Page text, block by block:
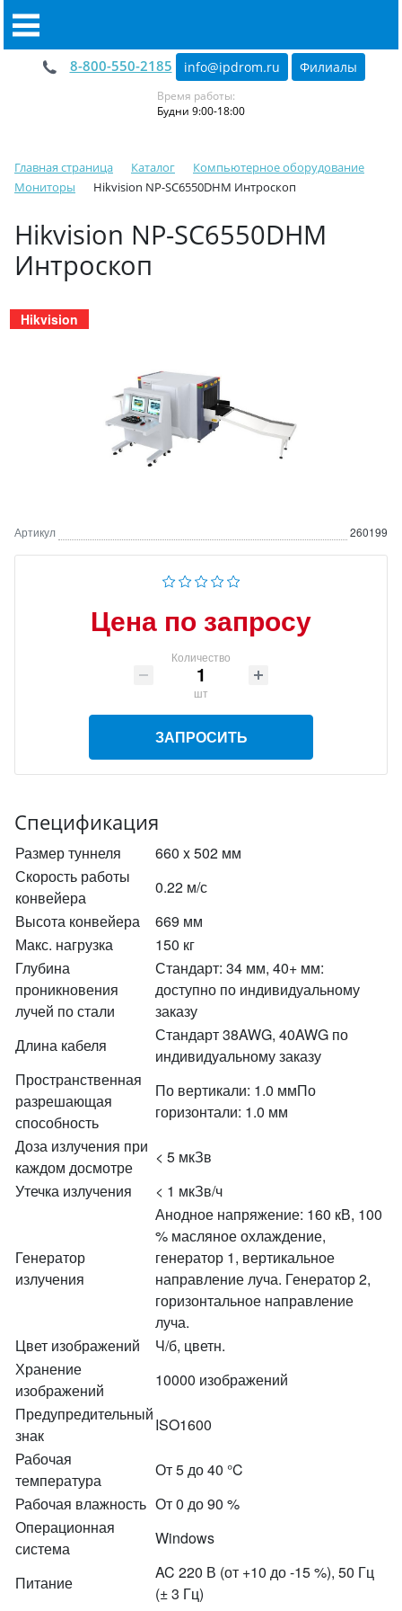
8-800-550-2185 info@ipdrom.ru Филиалы
Время работы:
Будни 9:00-18:00
Главная страница Каталог
Компьютерное оборудование
Мониторы
Hikvision NP-SC6550DHM Интроскоп
Hikvision NP-SC6550DHM
Интроскоп
Hikvision
Артикул 260199
Цена по запросу
Количество
шт
ЗАПРОСИТЬ
Спецификация
Размер туннеля
660 x 502 мм
Скорость работы
конвейера
0.22 м/с
Высота конвейера
669 мм
Макс. нагрузка
150 кг
Глубина
проникновения
лучей по стали
Стандарт: 34 мм, 40+ мм:
доступно по индивидуальному
заказу
Длина кабеля
Стандарт 38AWG, 40AWG по
индивидуальному заказу
Пространственная
разрешающая
способность
По вертикали: 1.0 ммПо
горизонтали: 1.0 мм
Доза излучения при
каждом досмотре
< 5 мкЗв
Утечка излучения
< 1 мкЗв/ч
Генератор
излучения
Анодное напряжение: 160 кВ, 100
% масляное охлаждение,
генератор 1, вертикальное
направление луча. Генератор 2,
горизонтальное направление
луча.
Цвет изображений
Ч/б, цветн.
Хранение
изображений
10000 изображений
Предупредительный
знак
ISO1600
Рабочая
температура
От 5 до 40 °C
Рабочая влажность От 0 до 90 %
Операционная
система
Windows
Питание
AC 220 В (от +10 до -15 %), 50 Гц
(± 3 Гц)